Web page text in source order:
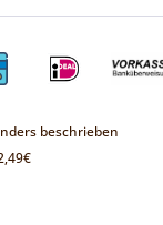
beschrieben